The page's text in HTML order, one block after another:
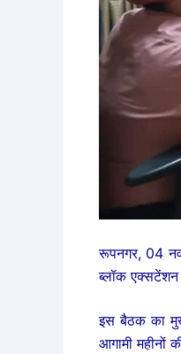
रूपनगर, 04
ब्लॉक एक्सटेंशन
इस बैठक का मुख्य
आगामी महीनों